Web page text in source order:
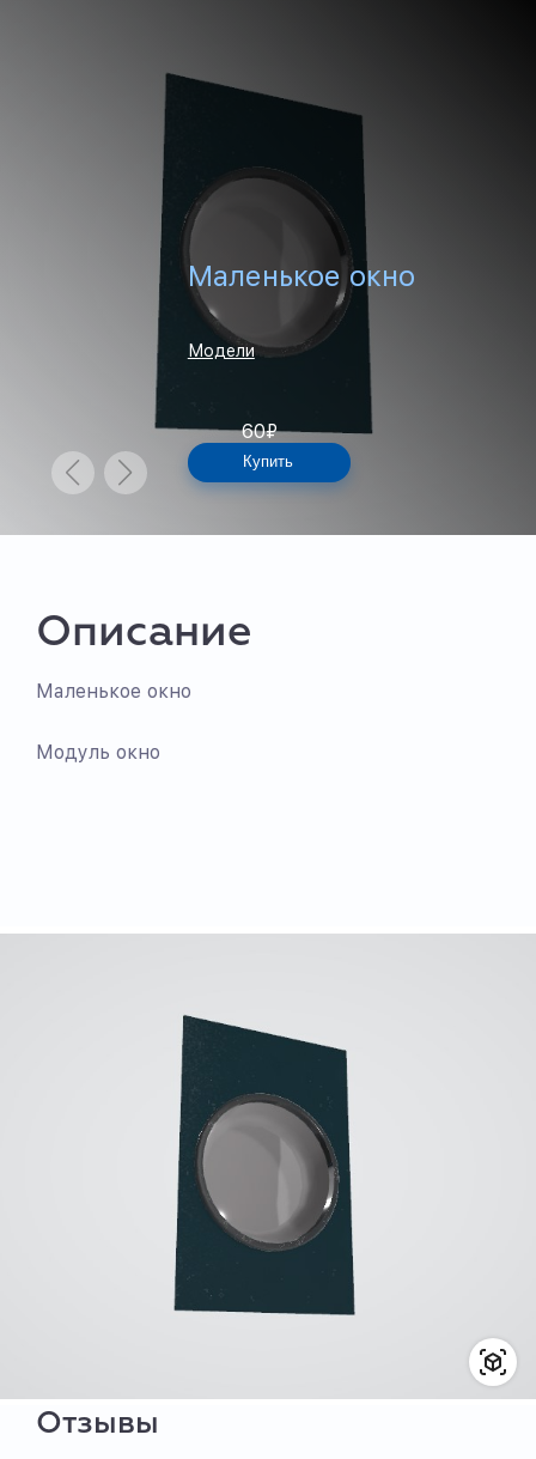
Маленькое окно
Модели
60₽
Купить
Описание
Маленькое окно
Модуль окно
Отзывы